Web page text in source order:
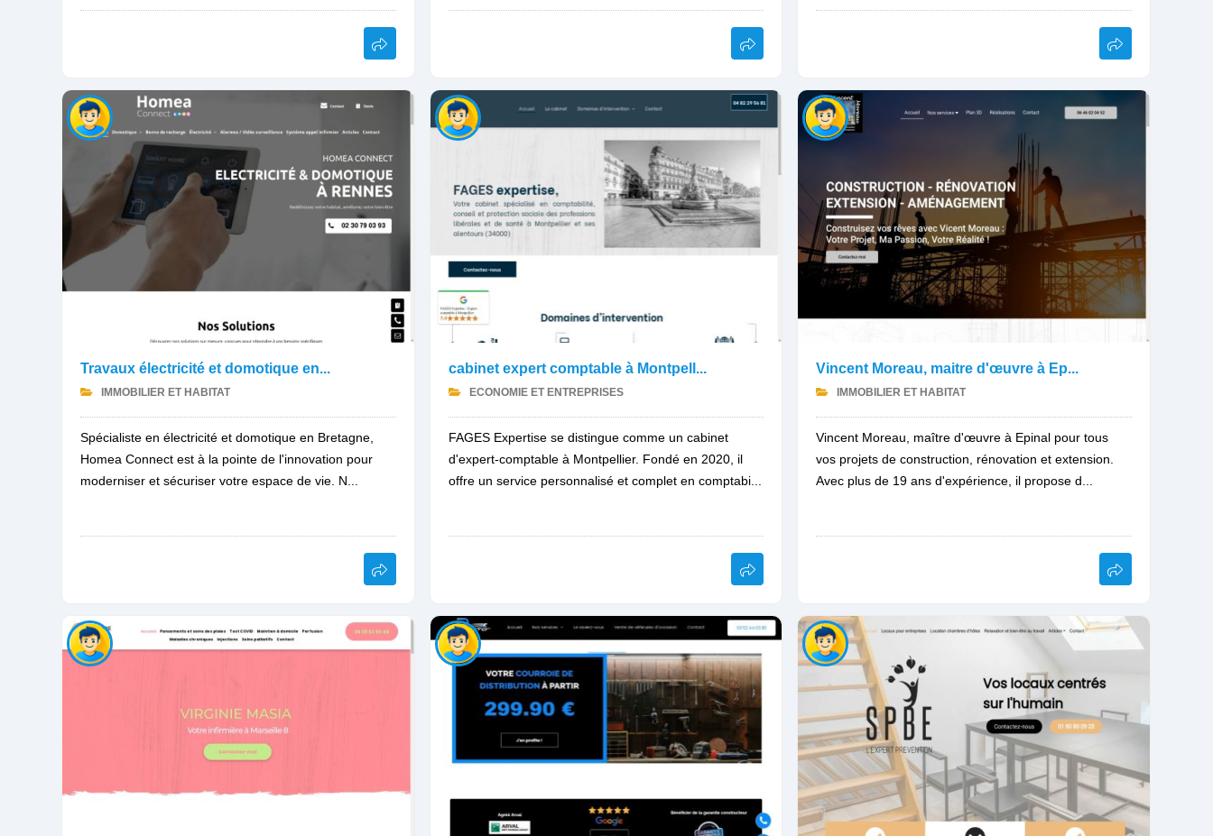
Travaux électricité et domotique en...
IMMOBILIER ET HABITAT
Spécialiste en électricité et domotique en Bretagne,
Homea Connect est à la pointe de l'innovation pour
moderniser et sécuriser votre espace de vie. N...
cabinet expert comptable à Montpell...
ECONOMIE ET ENTREPRISES
FAGES Expertise se distingue comme un cabinet
d'expert-comptable à Montpellier. Fondé en 2020, il
offre un service personnalisé et complet en comptabi...
Vincent Moreau, maitre d'œuvre à Ep...
IMMOBILIER ET HABITAT
Vincent Moreau, maître d'œuvre à Epinal pour tous
vos projets de construction, rénovation et extension.
Avec plus de 19 ans d'expérience, il propose d...